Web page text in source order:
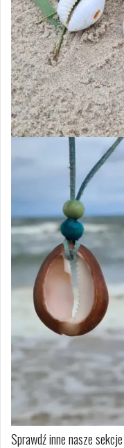
Sprawdź inne nasze sekcje